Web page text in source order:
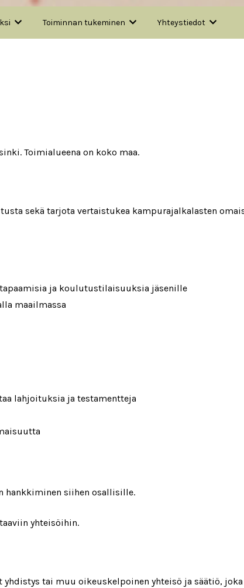
Toiminnan tukeminen Yhteystiedot
Toimialueena on koko maa.
sekä tarjota vertaistukea kampurajalkalasten
ja koulutustilaisuuksia jäsenille
maailmassa
lahjoituksia ja testamentteja
hankkiminen siihen osallisille.
yhteisöihin.
tai muu oikeuskelpoinen yhteisö ja säätiö, joka